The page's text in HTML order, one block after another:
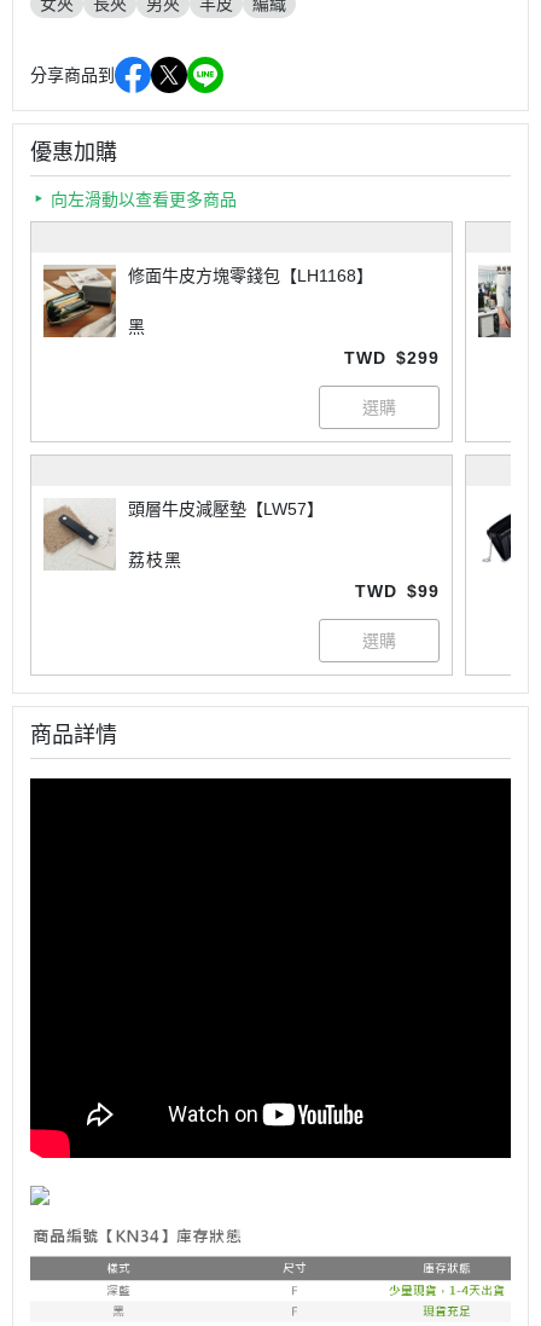
分享商品到
優惠加購
向左滑動以查看更多商品
修面牛皮方塊零錢包【LH1168】
黑
TWD $299
頭層牛皮減壓墊【LW57】
荔枝黑
TWD $99
商品詳情